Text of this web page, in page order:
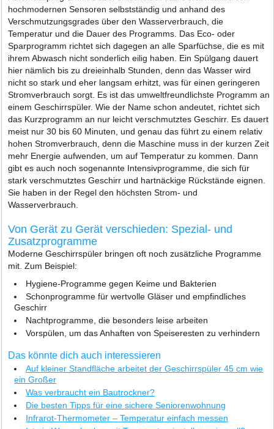
hochmodernen Sensoren selbstständig und anhand des
Verschmutzungsgrades über den Wasserverbrauch, die
Temperatur und die Dauer des Programms. Das Eco- oder
Sparprogramm richtet sich dagegen an alle Sparfüchse, die es mit
ihrem Abwasch nicht sonderlich eilig haben. Ein Spülgang dauert
hier nämlich bis zu dreieinhalb Stunden, denn das Wasser wird
nicht so stark und eher langsam erhitzt, was für einen geringeren
Stromverbrauch sorgt. Es ist das umweltfreundlichste Programm an
einem Geschirrspüler. Wie der Name schon andeutet, richtet sich
das Kurzprogramm an nur leicht verschmutztes Geschirr. Es dauert
meist nur 30 bis 60 Minuten, und genau das führt zu einem relativ
hohen Stromverbrauch, denn die Maschine muss in der kurzen Zeit
mehr Energie aufwenden, um auf Temperatur zu kommen. Dann
gibt es auch noch sogenannte Intensivprogramme, die sich für
stark verschmutztes Geschirr und hartnäckige Rückstände eignen.
Sie haben in der Regel den höchsten Strom- und
Wasserverbrauch.
Von Gerät zu Gerät verschieden: Spezial- und
Zusatzprogramme
Moderne Geschirrspüler bringen oft noch zusätzliche Programme
mit. Zum Beispiel:
Hygiene-Programme gegen Keime und Bakterien
Schonprogramme für wertvolle Gläser und empfindliches
Geschirr
Nachtprogramme, die besonders leise arbeiten
Vorspülen, um das Anhaften von Speiseresten zu verhindern
Das könnte dich auch interessieren
Auf kleiner Standfläche arbeitet der Geschirrspüler 45 cm wie
ein Großer
Was verbraucht ein Bautrockner?
Die besten Tipps für eine sichere Seniorenwohnung
Infrarot-Thermometer – Temperatur einfach messen